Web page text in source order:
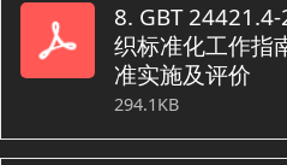
8. GBT
织标准化工作指
准实施及评价
294.1KB